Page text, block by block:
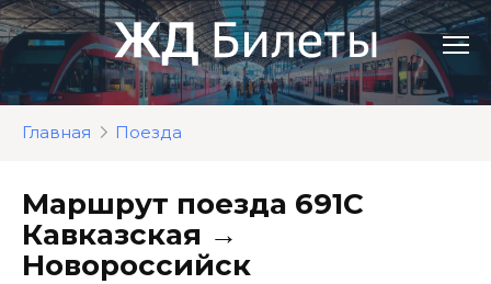
Перейти
к
контенту
Главная Поезда
Маршрут поезда 691С
Кавказская →
Новороссийск